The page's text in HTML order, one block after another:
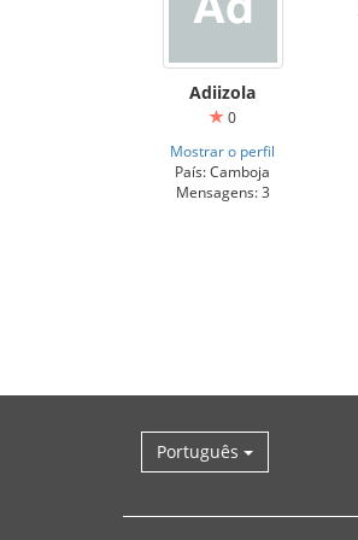
Adiizola
0
Mostrar o perfil
País: Camboja
Mensagens: 3
Português